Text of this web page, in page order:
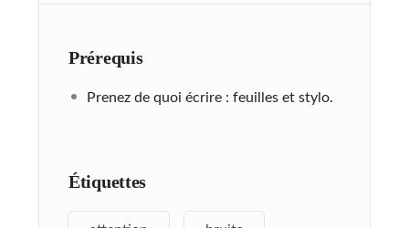
Prérequis
Prenez de quoi écrire : feuilles et stylo.
Étiquettes